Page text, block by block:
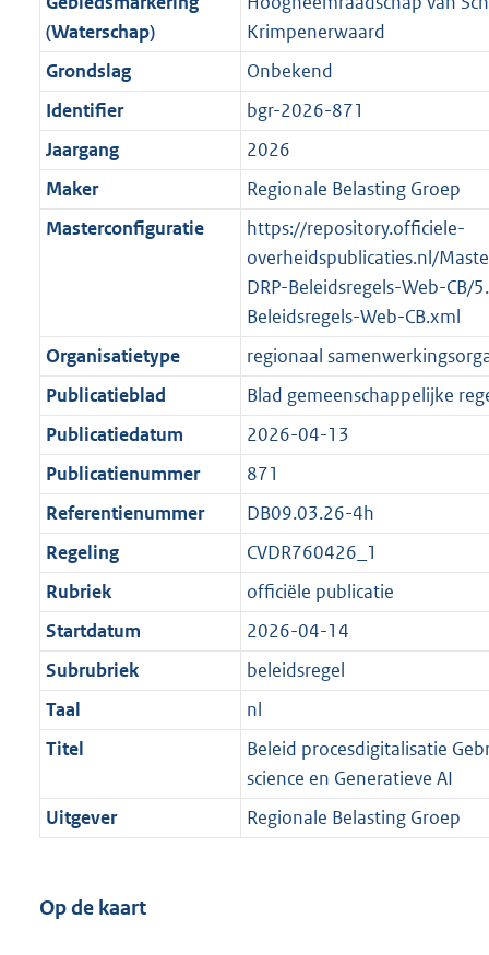
(Waterschap)
Krimpenerwaard
Grondslag
Onbekend
Identifier
bgr-2026-871
Jaargang
2026
Maker
Regionale Belasting Groep
Masterconfiguratie
https://repository.officiele-
overheidspublicaties.nl/
DRP-Beleidsregels-Web-CB/
Beleidsregels-Web-CB.xml
Organisatietype
regionaal
Publicatieblad
Blad gemeenschappelijke
Publicatiedatum
2026-04-13
Publicatienummer
871
Referentienummer
DB09.03.26-4h
Regeling
CVDR760426_1
Rubriek
officiële publicatie
Startdatum
2026-04-14
Subrubriek
beleidsregel
Taal
nl
Titel
Beleid procesdigitalisatie
science en Generatieve AI
Uitgever
Regionale Belasting Groep
Op de kaart